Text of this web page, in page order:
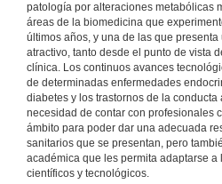
patología por alteraciones metabólicas
áreas de la biomedicina que
últimos años, y una de las que
atractivo, tanto desde el punto de vista
clínica. Los continuos avances
de determinadas enfermedades
diabetes y los trastornos de la
necesidad de contar con profesionales
ámbito para poder dar una adecuada
sanitarios que se presentan, pero
académica que les permita adaptarse a
científicos y tecnológicos.
18 de nov. de